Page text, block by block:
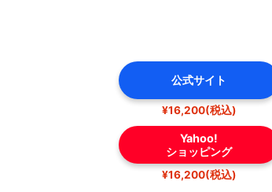
公式サイト
¥16,200(税込)
Yahoo!
ショッピング
¥16,200(税込)